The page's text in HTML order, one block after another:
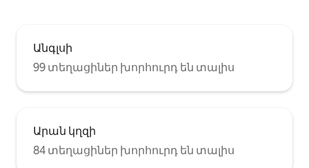
Անգլսի
99 տեղացիներ խորհուրդ են տալիս
Արան կղզի
84 տեղացիներ խորհուրդ են տալիս